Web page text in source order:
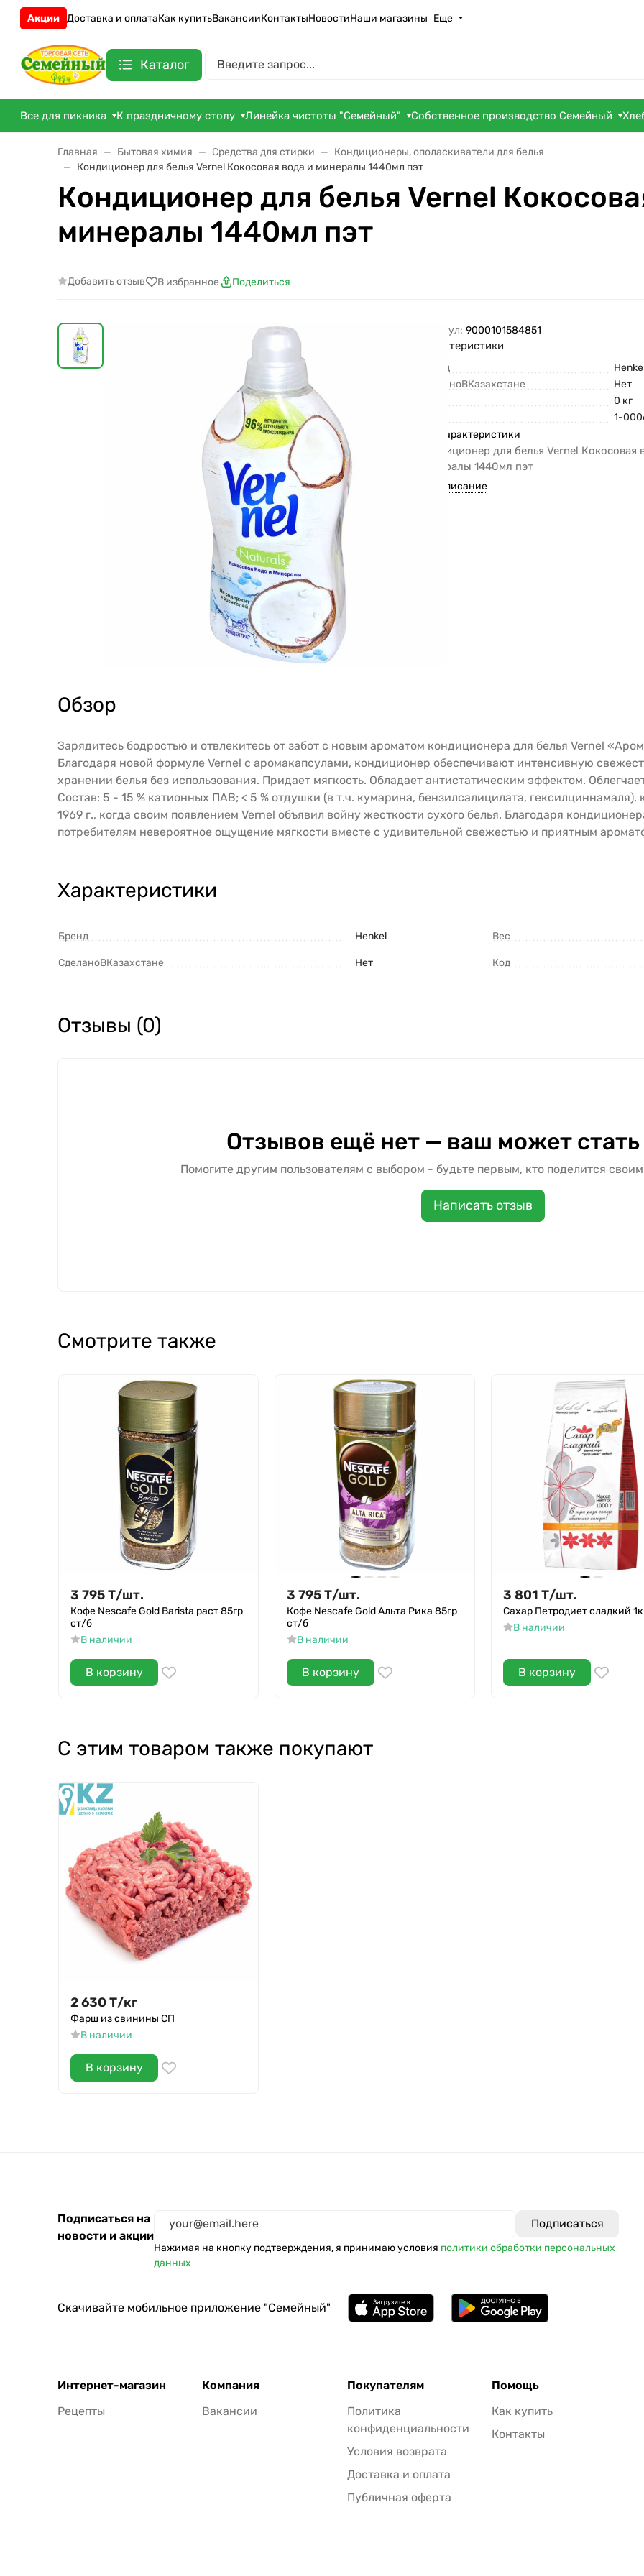
Акции Доставка и оплатаКак купитьВакансииКонтактыНовостиНаши магазины Еще
Каталог
Все для пикника К праздничному столу Линейка чистоты "Семейный" Собственное производство Семейный
Главная Бытовая химия Средства для стирки
Кондиционеры, ополаскиватели для белья
Кондиционер для белья Vernel Кокосовая вода и минералы 1440мл пэт
Кондиционер для белья Vernel
минералы 1440мл пэт
Добавить отзыв В избранное Поделиться
Артикул: 9000101584851
Характеристики
Бренд
СделаноВКазахстане
Нет
0 кг
1-
Все характеристики
Кондиционер для белья Vernel Кокосовая
минералы 1440мл пэт
Все описание
Обзор
Зарядитесь бодростью и отвлекитесь от забот с новым ароматом кондиционера для белья Vernel
Благодаря новой формуле Vernel с аромакапсулами, кондиционер обеспечивают интенсивную
хранении белья без использования. Придает мягкость. Обладает антистатическим эффектом.
Состав: 5 - 15 % катионных ПАВ; < 5 % отдушки (в т.ч. кумарина, бензилсалицилата,
1969 г., когда своим появлением Vernel объявил войну жесткости сухого белья. Благодаря
потребителям невероятное ощущение мягкости вместе с удивительной свежестью и приятным
Характеристики
Бренд Henkel
СделаноВКазахстане Нет
Вес
Код
Отзывы (0)
Отзывов ещё нет — ваш может
Помогите другим пользователям с выбором - будьте первым, кто поделится
Написать отзыв
Смотрите также
3 795Т/шт.
Кофе Nescafe Gold Barista раст 85гр
ст/б
В наличии
В корзину
3 795Т/шт.
Кофе Nescafe Gold Альта Рика 85гр
ст/б
В наличии
В корзину
3 801 Т/шт.
Сахар Петродиет сладкий
В наличии
В корзину
С этим товаром также покупают
2 630 Т/кг
Фарш из свинины СП
В наличии
В корзину
Подписаться на
новости и акции
Нажимая на кнопку подтверждения, я принимаю условия политики обработки персональных
данных
Скачивайте мобильное приложение "Семейный"
Интернет-магазин
Рецепты
Компания
Вакансии
Покупателям
Политика
конфиденциальности
Условия возврата
Доставка и оплата
Публичная оферта
Помощь
Как купить
Контакты